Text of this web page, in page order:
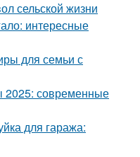
сельской жизни
интересные
для семьи с
2025: современные
для гаража: